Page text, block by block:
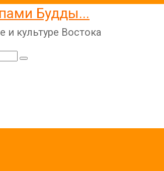
Будды...
и культуре Востока